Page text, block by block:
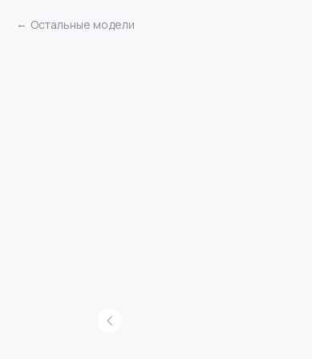
Остальные модели